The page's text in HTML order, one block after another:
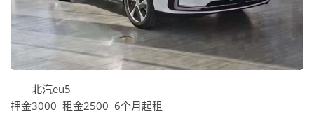
北汽eu5
押金3000 租金2500 6个月起租